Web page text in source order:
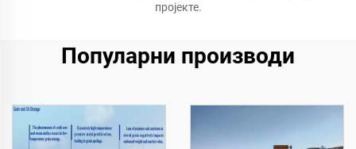
пројекте.
Популарни производи